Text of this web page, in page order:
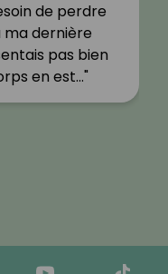
de perdre
ma dernière
pas bien
en est…"